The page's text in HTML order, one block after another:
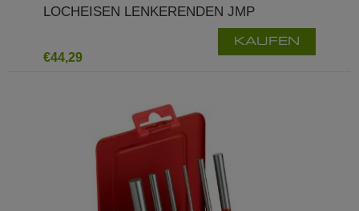
LOCHEISEN LENKERENDEN JMP
€44,29
KAUFEN